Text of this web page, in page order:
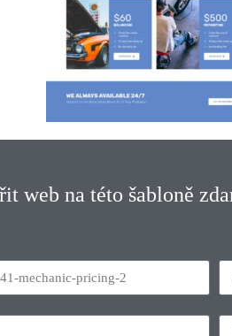
web na této šabloně